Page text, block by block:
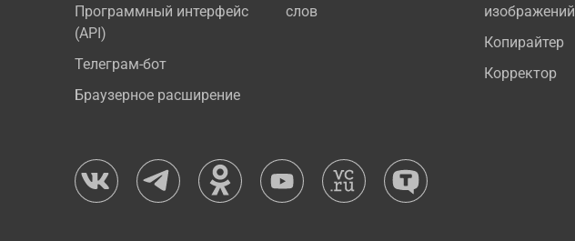
Программный интерфейс
(API)
Телеграм-бот
Браузерное расширение
слов
изображений
Копирайтер
Корректор